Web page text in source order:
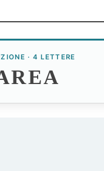
· 4 LETTERE